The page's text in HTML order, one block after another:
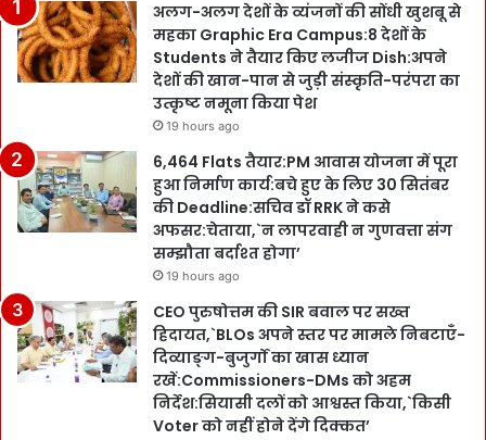
अलग-अलग देशों के व्यंजनों की सोंधी खुशबू से
महका Graphic Era Campus:8 देशों के
Students ने तैयार किए लजीज Dish:अपने
देशों की खान-पान से जुड़ी संस्कृति-परंपरा का
उत्कृष्ट नमूना किया पेश
19 hours ago
6,464 Flats तैयार:PM आवास योजना में पूरा
हुआ निर्माण कार्य:बचे हुए के लिए 30 सितंबर
की Deadline:सचिव डॉ RRK ने कसे
अफसर:चेताया,`न लापरवाही न गुणवत्ता संग
सम्झौता बर्दाश्त होगा’
19 hours ago
CEO पुरुषोत्तम की SIR बवाल पर सख्त
हिदायत,`BLOs अपने स्तर पर मामले निबटाएँ-
दिव्याङ्ग-बुजुर्गों का खास ध्यान
रखें:Commissioners-DMs को अहम
निर्देश:सियासी दलों को आश्वस्त किया,`किसी
Voter को नहीं होने देंगे दिक्कत’